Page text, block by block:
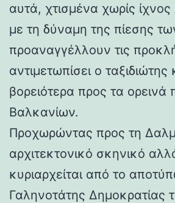
αυτά, χτισμένα χωρίς
με τη δύναμη της πίεσης
προαναγγέλλουν τις
αντιμετωπίσει ο ταξιδιώτης
βορειότερα προς τα
Βαλκανίων.
Προχωρώντας προς τη
αρχιτεκτονικό σκηνικό
κυριαρχείται από το
Γαληνοτάτης Δημοκρατίας